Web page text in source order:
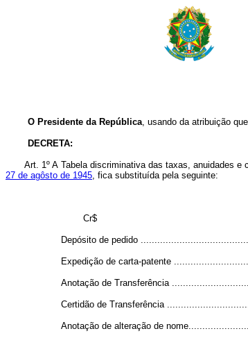
O Presidente da República, usando da atribuição
DECRETA:
Art. 1º A Tabela discriminativa das taxas, anuidades
27 de agôsto de 1945, fica substituída pela seguinte:
Cr$
Depósito de pedido
Expedição de carta-patente
Anotação de Transferência
Certidão de Transferência
Anotação de alteração de